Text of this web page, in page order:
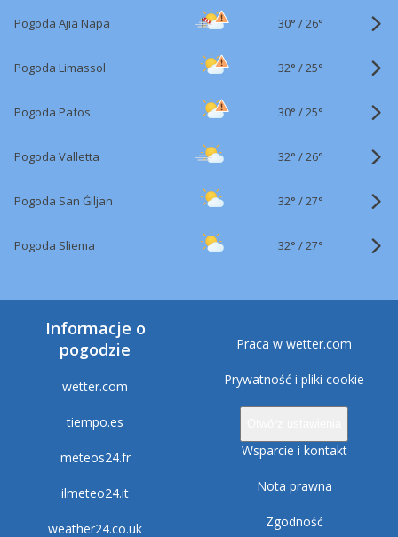
Pogoda Ajia Napa 30° /26°
Pogoda Limassol 32° /25°
Pogoda Pafos 30° /25°
Pogoda Valletta 32° /26°
Pogoda San Ġiljan 32° /27°
Pogoda Sliema 32° /27°
Informacje o
pogodzie
wetter.com
tiempo.es
meteos24.fr
ilmeteo24.it
weather24.co.uk
Praca w wetter.com
Prywatność i pliki cookie
Wsparcie i kontakt
Nota prawna
Zgodność